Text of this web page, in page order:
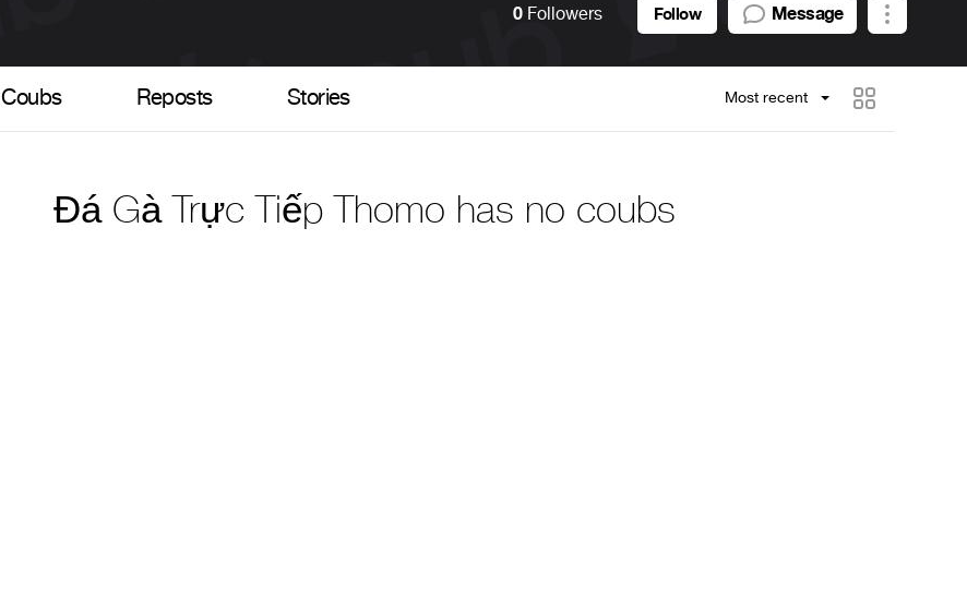
0 Followers Follow Message
Coubs Reposts Stories Most recent
Đá Gà Trực Tiếp Thomo has no coubs